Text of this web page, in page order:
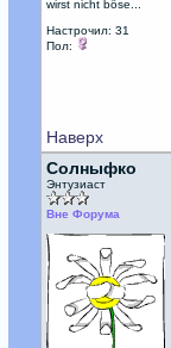
wirst nicht böse...
Настрочил: 31
Пол:
Наверх
Солныфко
Энтузиаст
Вне Форума